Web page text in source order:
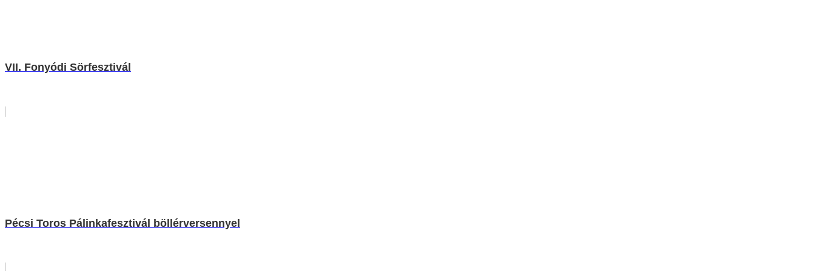
VII. Fonyódi Sörfesztivál
Pécsi Toros Pálinkafesztivál böllérversennyel